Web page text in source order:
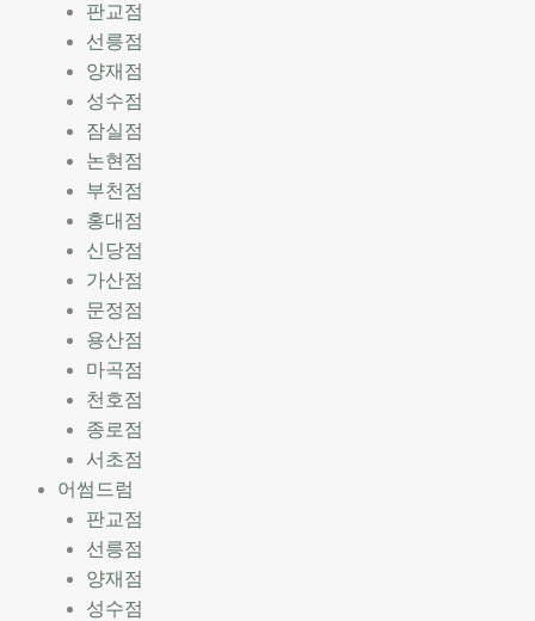
판교점
선릉점
양재점
성수점
잠실점
논현점
부천점
홍대점
신당점
가산점
문정점
용산점
마곡점
천호점
종로점
서초점
어썸드럼
판교점
선릉점
양재점
성수점